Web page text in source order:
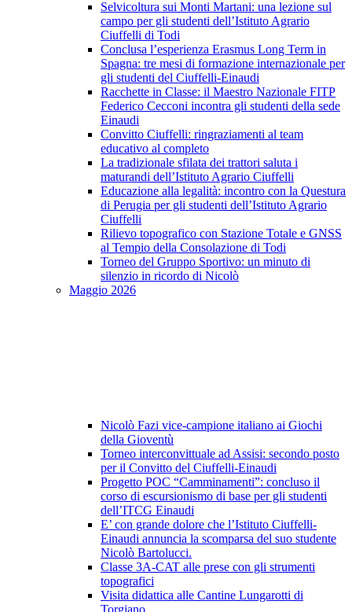
Selvicoltura sui Monti Martani: una lezione sul
campo per gli studenti dell’Istituto Agrario
Ciuffelli di Todi
Conclusa l’esperienza Erasmus Long Term in
Spagna: tre mesi di formazione internazionale per
gli studenti del Ciuffelli-Einaudi
Racchette in Classe: il Maestro Nazionale FITP
Federico Cecconi incontra gli studenti della sede
Einaudi
Convitto Ciuffelli: ringraziamenti al team
educativo al completo
La tradizionale sfilata dei trattori saluta i
maturandi dell’Istituto Agrario Ciuffelli
Educazione alla legalità: incontro con la Questura
di Perugia per gli studenti dell’Istituto Agrario
Ciuffelli
Rilievo topografico con Stazione Totale e GNSS
al Tempio della Consolazione di Todi
Torneo del Gruppo Sportivo: un minuto di
silenzio in ricordo di Nicolò
Maggio 2026
Nicolò Fazi vice-campione italiano ai Giochi
della Gioventù
Torneo interconvittuale ad Assisi: secondo posto
per il Convitto del Ciuffelli-Einaudi
Progetto POC “Camminamenti”: concluso il
corso di escursionismo di base per gli studenti
dell’ITCG Einaudi
E’ con grande dolore che l’Istituto Ciuffelli-
Einaudi annuncia la scomparsa del suo studente
Nicolò Bartolucci.
Classe 3A-CAT alle prese con gli strumenti
topografici
Visita didattica alle Cantine Lungarotti di